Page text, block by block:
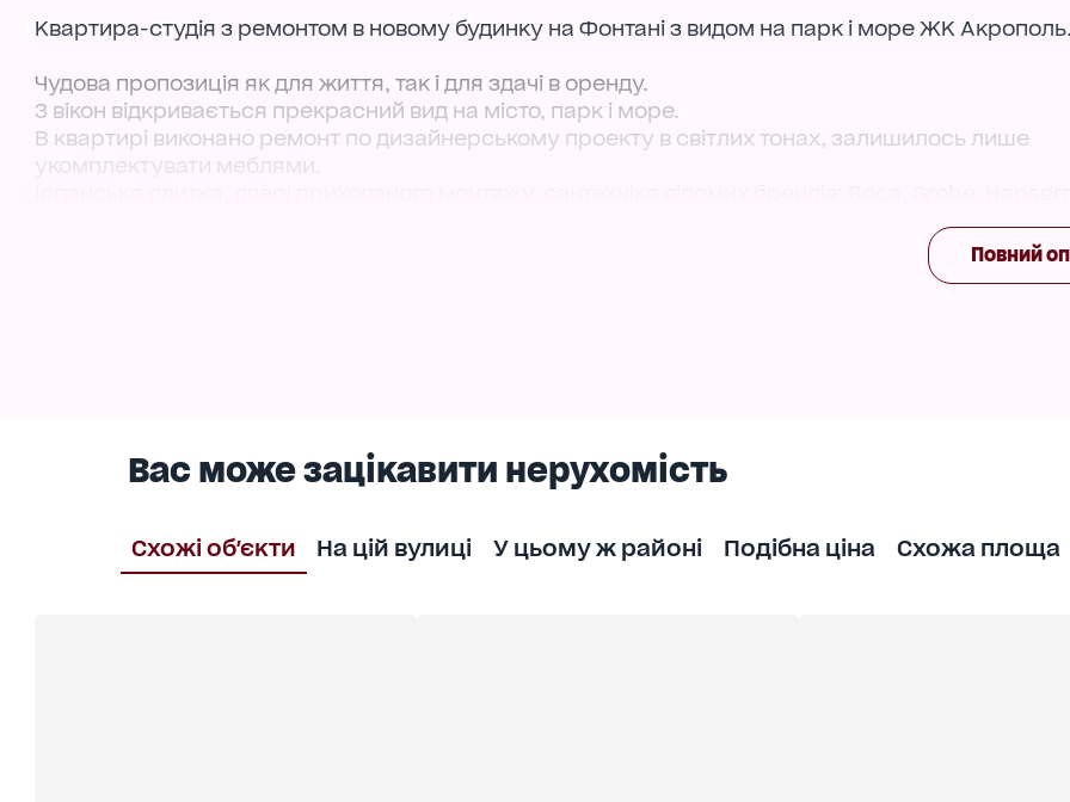
Квартира-студія з ремонтом в новому будинку на Фонтані з видом на парк і море ЖК
Чудова пропозиція як для життя, так і для здачі в оренду.
З вікон відкривається прекрасний вид на місто, парк і море.
В квартирі виконано ремонт по дизайнерському проекту в світлих тонах, залишилось лише
укомплектувати меблями.
Добре розвинена інфраструктура: Торгові центри, аптеки, дитячі садки, школи, університети,
Повний
Вас може зацікавити нерухомість
Схожі об'єкти На цій вулиці У цьому ж районі Подібна ціна Схожа площа